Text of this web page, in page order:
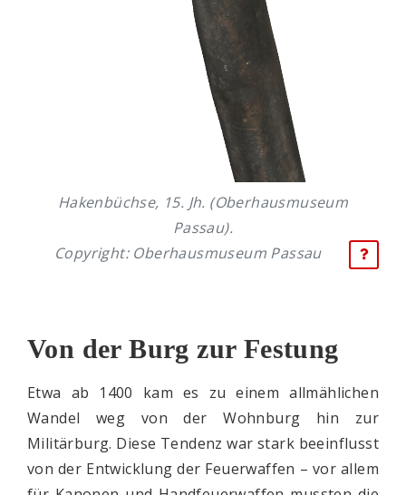
Hakenbüchse, 15. Jh. (Oberhausmuseum
Passau).
Copyright: Oberhausmuseum Passau
Von der Burg zur Festung
Etwa ab 1400 kam es zu einem allmählichen
Wandel weg von der Wohnburg hin zur
Militärburg. Diese Tendenz war stark beeinflusst
von der Entwicklung der Feuerwaffen – vor allem